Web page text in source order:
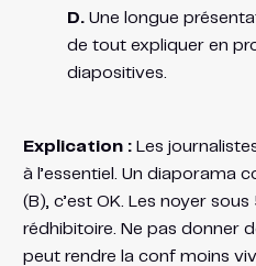
D.Une longue
de tout expliquer en
diapositives.
Explication :Les
à l’essentiel. Un diaporama
(B), c’est OK. Les noyer
rédhibitoire. Ne pas donner
peut rendre la conf moins